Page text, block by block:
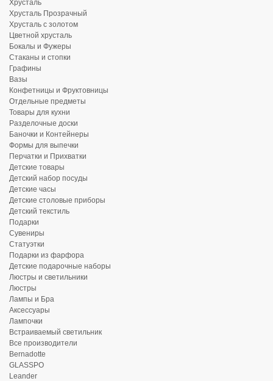
Хрусталь
Хрусталь Прозрачный
Хрусталь с золотом
Цветной хрусталь
Бокалы и Фужеры
Стаканы и стопки
Графины
Вазы
Конфетницы и Фруктовницы
Отдельные предметы
Товары для кухни
Разделочные доски
Баночки и Контейнеры
Формы для выпечки
Перчатки и Прихватки
Детские товары
Детский набор посуды
Детские часы
Детские столовые приборы
Детский текстиль
Подарки
Сувениры
Статуэтки
Подарки из фарфора
Детские подарочные наборы
Люстры и светильники
Люстры
Лампы и Бра
Аксессуары
Лампочки
Встраиваемый светильник
Все производители
Bernadotte
GLASSPO
Leander